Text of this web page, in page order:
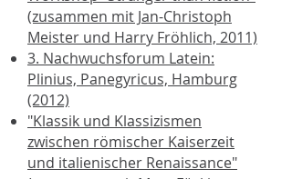
(zusammen mit Jan-Christoph
Meister und Harry Fröhlich, 2011)
3. Nachwuchsforum Latein:
Plinius, Panegyricus, Hamburg
(2012)
"Klassik und Klassizismen
zwischen römischer Kaiserzeit
und italienischer Renaissance"